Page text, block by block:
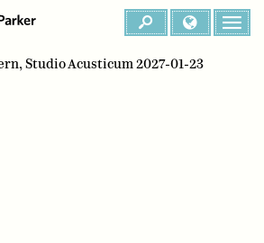
Studio Acusticum 2027-01-23